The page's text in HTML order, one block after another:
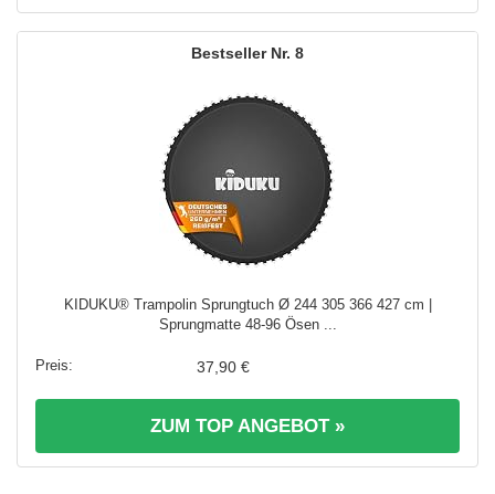
8
KIDUKU® Trampolin Sprungtuch Ø 244 305 366 427 cm |
Sprungmatte 48-96 Ösen ...
37,90 €
ZUM TOP ANGEBOT »